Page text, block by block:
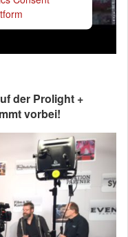
der Prolight +
vorbei!